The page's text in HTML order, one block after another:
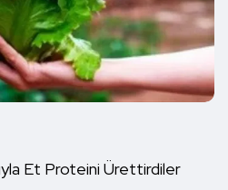
Et Proteini Ürettirdiler